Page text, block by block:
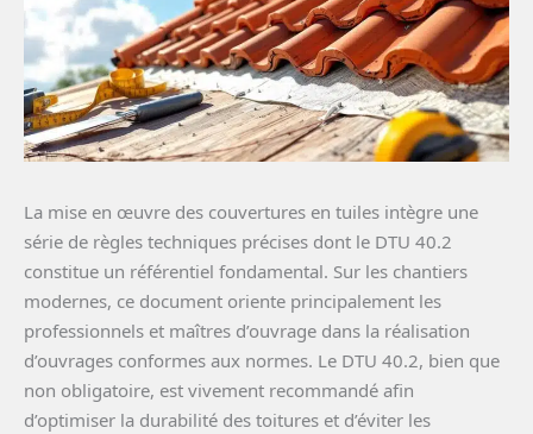
La mise en œuvre des couvertures en tuiles intègre une
série de règles techniques précises dont le DTU 40.2
constitue un référentiel fondamental. Sur les chantiers
modernes, ce document oriente principalement les
professionnels et maîtres d’ouvrage dans la réalisation
d’ouvrages conformes aux normes. Le DTU 40.2, bien que
non obligatoire, est vivement recommandé afin
d’optimiser la durabilité des toitures et d’éviter les